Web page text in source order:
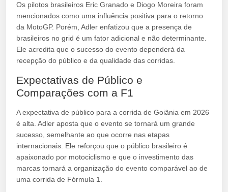
Os pilotos brasileiros Eric Granado e Diogo Moreira foram
mencionados como uma influência positiva para o retorno
da MotoGP. Porém, Adler enfatizou que a presença de
brasileiros no grid é um fator adicional e não determinante.
Ele acredita que o sucesso do evento dependerá da
recepção do público e da qualidade das corridas.
Expectativas de Público e
Comparações com a F1
A expectativa de público para a corrida de Goiânia em 2026
é alta. Adler aposta que o evento se tornará um grande
sucesso, semelhante ao que ocorre nas etapas
internacionais. Ele reforçou que o público brasileiro é
apaixonado por motociclismo e que o investimento das
marcas tornará a organização do evento comparável ao de
uma corrida de Fórmula 1.